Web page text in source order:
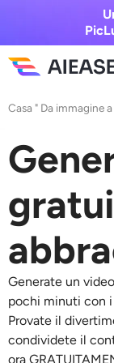
Casa
AI Video
Da testo a video
Da immagine a
Effetti video
Generatore di
Effetti video
Immagine AI
Da immagine a
Da testo a
Strumenti di
Editor e
Prezzi
Casa " Da immagine
Generate un
pochi minuti con
Provate il
condividete il
ora